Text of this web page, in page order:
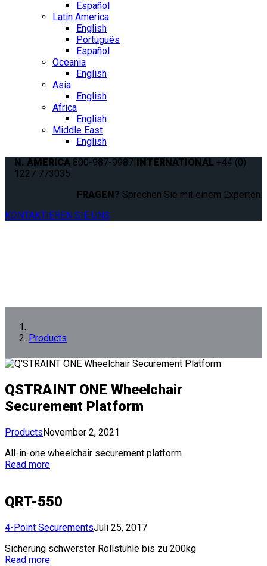
Español
Latin America
English
Português
Español
Oceania
English
Asia
English
Africa
English
Middle East
English
N. AMERICA 800-987-9987|INTERNATIONAL +44 (0)
1227 773035
FRAGEN? Sprechen Sie mit einem Experten.
KONTAKTIEREN SIE UNS
Products
QSTRAINT ONE Wheelchair
Securement Platform
ProductsNovember 2, 2021
All-in-one wheelchair securement platform
Read more
QRT-550
4-Point SecurementsJuli 25, 2017
Sicherung schwerster Rollstühle bis zu 200kg
Read more